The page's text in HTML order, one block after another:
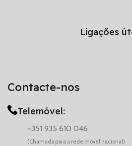
Contacte-nos
Telemóvel:
+351 935 610 046
(Chamada para a rede móvel nacional)
Ligações